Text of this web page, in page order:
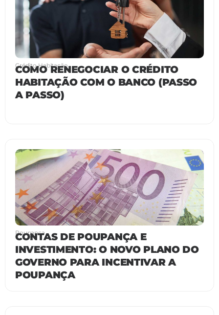
Crédito Habitação
COMO RENEGOCIAR O CRÉDITO
HABITAÇÃO COM O BANCO (PASSO
A PASSO)
Poupança
CONTAS DE POUPANÇA E
INVESTIMENTO: O NOVO PLANO DO
GOVERNO PARA INCENTIVAR A
POUPANÇA